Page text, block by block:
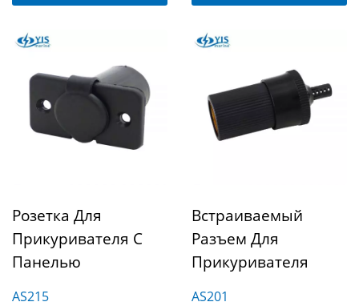
Розетка Для
Прикуривателя С
Панелью
AS215
Встраиваемый
Разъем Для
Прикуривателя
AS201